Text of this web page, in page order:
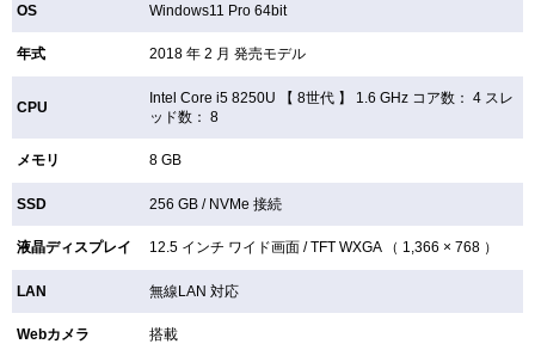
OS Windows11 Pro 64bit
年式 2018 年 2 月 発売モデル
CPU
Intel Core i5 8250U 【8世代 】 1.6 GHz コア数： 4 スレ
ッド数： 8
メモリ 8 GB
SSD 256 GB / NVMe 接続
液晶ディスプレイ 12.5 インチ ワイド画面 /TFTWXGA （ 1,366 × 768 ）
LAN 無線LAN対応
Webカメラ 搭載